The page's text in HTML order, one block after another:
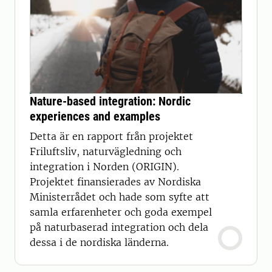
Nature-based integration: Nordic
experiences and examples
Detta är en rapport från projektet
Friluftsliv, naturvägledning och
integration i Norden (ORIGIN).
Projektet finansierades av Nordiska
Ministerrådet och hade som syfte att
samla erfarenheter och goda exempel
på naturbaserad integration och dela
dessa i de nordiska länderna.